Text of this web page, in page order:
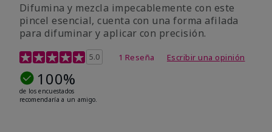
Difumina y mezcla impecablemente con este
pincel esencial, cuenta con una forma afilada
para difuminar y aplicar con precisión.
Calificación de clientes de 3,6 de 5
5.0 1 Reseña Escribir una opinión
100%
de los encuestados
recomendaría a un amigo.